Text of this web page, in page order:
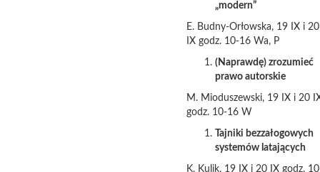
„modern”
E. Budny-Orłowska, 19 IX i 20
IX godz. 10-16 Wa, P
(Naprawdę) zrozumieć
prawo autorskie
M. Mioduszewski, 19 IX i 20
godz. 10-16 W
Tajniki bezzałogowych
systemów latających
K. Kulik, 19 IX i 20 IX godz.